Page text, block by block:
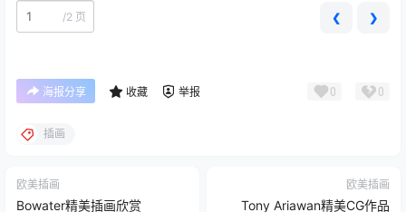
/2 页 ❮ ❯
海报分享 收藏 举报 0 0
插画
欧美插画
Bowater精美插画欣赏
欧美插画
Tony Ariawan精美CG作品